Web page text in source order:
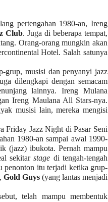
pertengahan 1980-an, Ireng
Club. Juga di beberapa tempat,
Orang-orang mungkin akan
Hotel. Salah satunya
grup, musisi dan penyanyi jazz
dilengkapi dengan semacam
lainnya. Ireng Mulana
Ireng Maulana All Stars-nya.
musisi lain, mereka mengisi
Friday Jazz Night di Pasar Seni
1980-an sampai awal 1990-
(jazz) ibukota. Pernah mampu
sekitarstage di tengah-tengah
penonton itu terjadi ketika grup-
, Gold Guys (yang lantas menjadi
telah mampu membentuk